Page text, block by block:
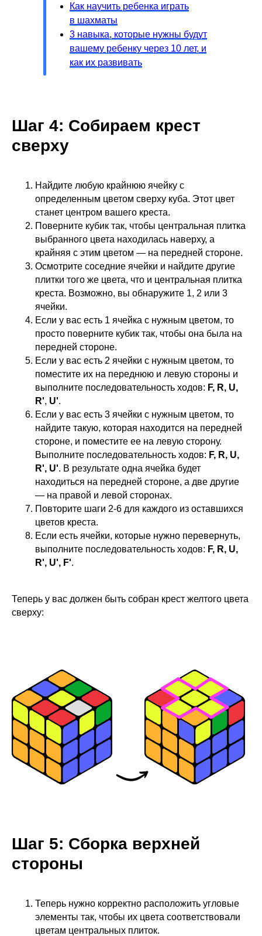
Как научить ребенка играть
в шахматы
3 навыка, которые нужны будут
вашему ребенку через 10 лет, и
как их развивать
Шаг 4: Собираем крест
сверху
Найдите любую крайнюю ячейку с
определенным цветом сверху куба. Этот цвет
станет центром вашего креста.
Поверните кубик так, чтобы центральная плитка
выбранного цвета находилась наверху, а
крайняя с этим цветом — на передней стороне.
Осмотрите соседние ячейки и найдите другие
плитки того же цвета, что и центральная плитка
креста. Возможно, вы обнаружите 1, 2 или 3
ячейки.
Если у вас есть 1 ячейка с нужным цветом, то
просто поверните кубик так, чтобы она была на
передней стороне.
Если у вас есть 2 ячейки с нужным цветом, то
поместите их на переднюю и левую стороны и
выполните последовательность ходов: F, R, U,
R', U'.
Если у вас есть 3 ячейки с нужным цветом, то
найдите такую, которая находится на передней
стороне, и поместите ее на левую сторону.
Выполните последовательность ходов: F, R, U,
R', U'. В результате одна ячейка будет
находиться на передней стороне, а две другие
— на правой и левой сторонах.
Повторите шаги 2-6 для каждого из оставшихся
цветов креста.
Если есть ячейки, которые нужно перевернуть,
выполните последовательность ходов: F, R, U,
R', U', F'.
Теперь у вас должен быть собран крест желтого цвета
сверху:
Шаг 5: Сборка верхней
стороны
Теперь нужно корректно расположить угловые
элементы так, чтобы их цвета соответствовали
цветам центральных плиток.